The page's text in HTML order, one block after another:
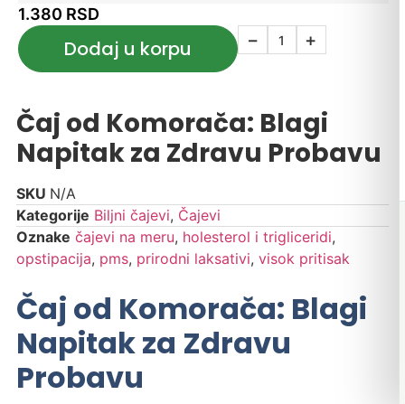
1.380 RSD
− +
Dodaj u korpu
Čaj od Komorača: Blagi
Napitak za Zdravu Probavu
SKU N/A
Kategorije Biljni čajevi, Čajevi
Oznake čajevi na meru, holesterol i trigliceridi,
opstipacija, pms, prirodni laksativi, visok pritisak
Čaj od Komorača: Blagi
Napitak za Zdravu
Probavu